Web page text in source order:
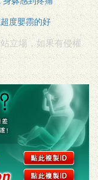
度嬰霛的好
立場，如果有侵權